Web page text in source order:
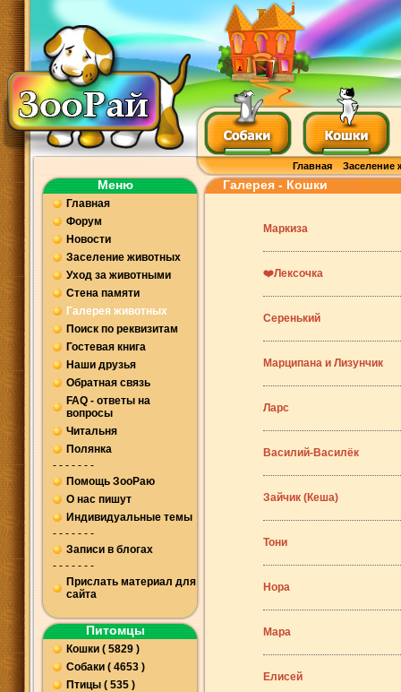
Главная Заселение
Меню
Главная
Форум
Новости
Заселение животных
Уход за животными
Стена памяти
Галерея животных
Поиск по реквизитам
Гостевая книга
Наши друзья
Обратная связь
FAQ - ответы на
вопросы
Читальня
Полянка
- - - - - - -
Помощь ЗооРаю
О нас пишут
Индивидуальные темы
- - - - - - -
Записи в блогах
- - - - - - -
Прислать материал для
сайта
Питомцы
Кошки ( 5829 )
Собаки ( 4653 )
Птицы ( 535 )
Галерея - Кошки
Маркиза
❤️Лексочка
Серенький
Марципана и Лизунчик
Ларс
Василий-Василёк
Зайчик (Кеша)
Тони
Нора
Мара
Елисей